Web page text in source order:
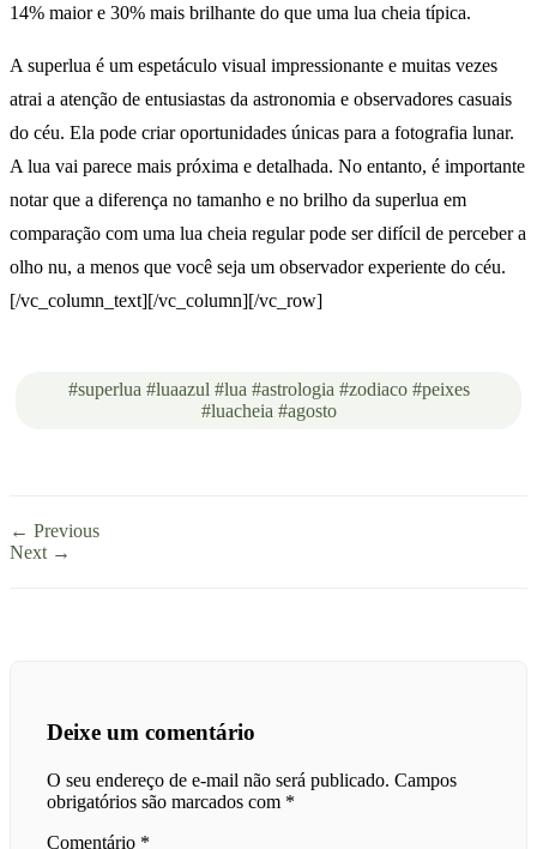
14% maior e 30% mais brilhante do que uma lua cheia típica.
A superlua é um espetáculo visual impressionante e muitas vezes
atrai a atenção de entusiastas da astronomia e observadores casuais
do céu. Ela pode criar oportunidades únicas para a fotografia lunar.
A lua vai parece mais próxima e detalhada. No entanto, é importante
notar que a diferença no tamanho e no brilho da superlua em
comparação com uma lua cheia regular pode ser difícil de perceber a
olho nu, a menos que você seja um observador experiente do céu.
[/vc_column_text][/vc_column][/vc_row]
#superlua #luaazul #lua #astrologia #zodiaco #peixes
#luacheia #agosto
← Previous
Next →
Deixe um comentário
O seu endereço de e-mail não será publicado. Campos
obrigatórios são marcados com *
Comentário *